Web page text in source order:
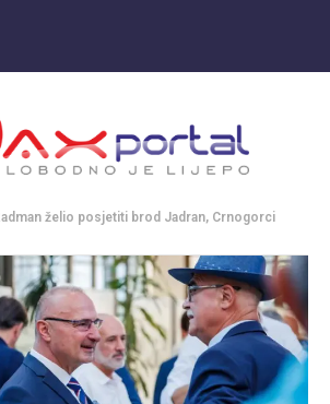
želio posjetiti brod Jadran, Crnogorci